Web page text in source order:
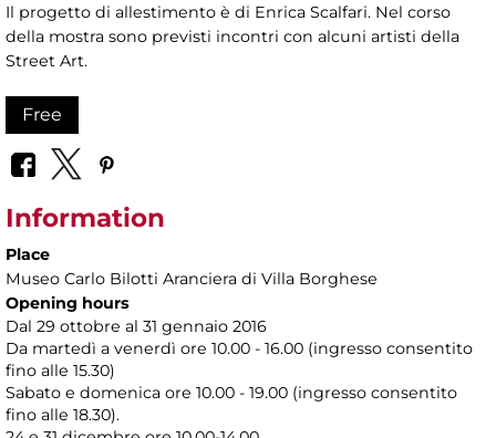
Il progetto di allestimento è di Enrica Scalfari. Nel corso
della mostra sono previsti incontri con alcuni artisti della
Street Art.
Free
Information
Place
Museo Carlo Bilotti Aranciera di Villa Borghese
Opening hours
Dal 29 ottobre al 31 gennaio 2016
Da martedì a venerdì ore 10.00 - 16.00 (ingresso consentito
fino alle 15.30)
Sabato e domenica ore 10.00 - 19.00 (ingresso consentito
fino alle 18.30).